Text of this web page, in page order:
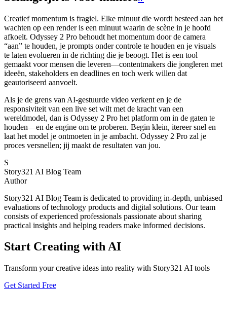
Creatief momentum is fragiel. Elke minuut die wordt besteed aan het
wachten op een render is een minuut waarin de scène in je hoofd
afkoelt. Odyssey 2 Pro behoudt het momentum door de camera
“aan” te houden, je prompts onder controle te houden en je visuals
te laten evolueren in de richting die je beoogt. Het is een tool
gemaakt voor mensen die leveren—contentmakers die jongleren met
ideeën, stakeholders en deadlines en toch werk willen dat
geautoriseerd aanvoelt.
Als je de grens van AI-gestuurde video verkent en je de
responsiviteit van een live set wilt met de kracht van een
wereldmodel, dan is Odyssey 2 Pro het platform om in de gaten te
houden—en de engine om te proberen. Begin klein, itereer snel en
laat het model je ontmoeten in je ambacht. Odyssey 2 Pro zal je
proces versnellen; jij maakt de resultaten van jou.
S
Story321 AI Blog Team
Author
Story321 AI Blog Team is dedicated to providing in-depth, unbiased
evaluations of technology products and digital solutions. Our team
consists of experienced professionals passionate about sharing
practical insights and helping readers make informed decisions.
Start Creating with AI
Transform your creative ideas into reality with Story321 AI tools
Get Started Free